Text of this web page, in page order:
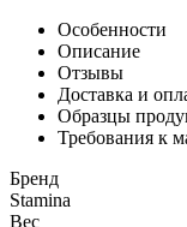
Особенности
Описание
Отзывы
Доставка и
Образцы
Требования к
Бренд
Stamina
Вес